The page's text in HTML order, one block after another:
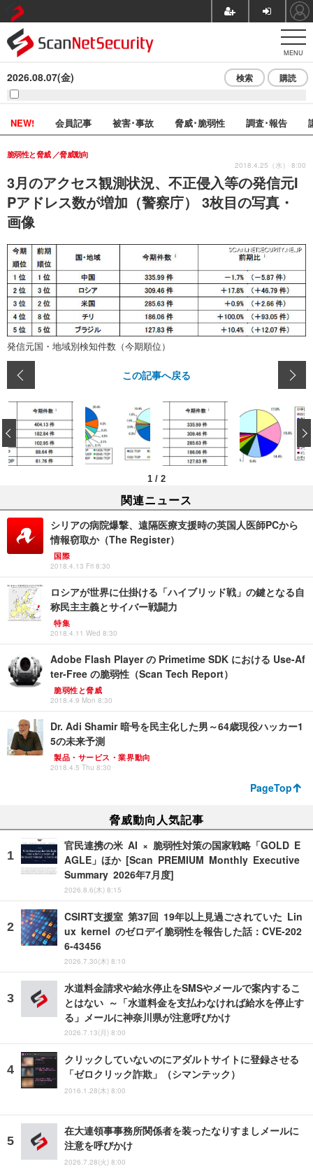
MENU
2026.08.07(金) 検索 購読
NEW! 会員記事 被害･事故 脅威･脆弱性 調査･報告
3月のアクセス観測状況、不正侵入等の発信元I
Pアドレス数が増加（警察庁） 3枚目の写真・
画像
脆弱性と脅威 脅威動向
2018.4.25（水） 8:00
発信元国・地域別検知件数（今期順位）
この記事へ戻る
1 / 2
‹
関連ニュース
シリアの病院爆撃、遠隔医療支援時の英国人医師PCから
情報窃取か（The Register）
国際
2018.4.13 Fri 8:30
ロシアが世界に仕掛ける「ハイブリッド戦」の鍵となる自
称民主主義とサイバー戦闘力
特集
2018.4.11 Wed 8:30
Adobe Flash Player の Primetime SDK における Use-Af
ter-Free の脆弱性（Scan Tech Report）
脆弱性と脅威
2018.4.9 Mon 8:30
Dr. Adi Shamir 暗号を民主化した男～64歳現役ハッカー1
5の未来予測
製品・サービス・業界動向
2018.4.5 Thu 8:30
PageTop
脅威動向人気記事
官民連携の米 AI × 脆弱性対策の国家戦略「GOLD E
AGLE」ほか [Scan PREMIUM Monthly Executive
Summary 2026年7月度]
2026.8.6(木) 8:15
CSIRT支援室 第37回 19年以上見過ごされていた Lin
ux kernel のゼロデイ脆弱性を報告した話：CVE-202
6-43456
2026.7.30(木) 8:10
水道料金請求や給水停止をSMSやメールで案内するこ
とはない ～「水道料金を支払わなければ給水を停止す
る」メールに神奈川県が注意呼びかけ
2026.7.13(月) 8:00
クリックしていないのにアダルトサイトに登録させる
「ゼロクリック詐欺」（シマンテック）
2016.1.28(木) 8:00
在大連領事事務所関係者を装ったなりすましメールに
注意を呼びかけ
2026.7.28(火) 8:00